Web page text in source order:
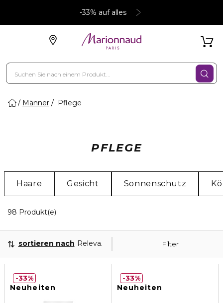
-33% auf alles
Männer Pflege
PFLEGE
Haare Gesicht Sonnenschutz
98 Produkt(e)
Filter
sortieren nach Relevanz
Neuheiten
33%
Neuheiten
33%